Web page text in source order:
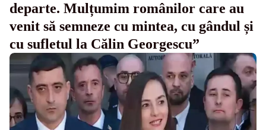
departe. Mulțumim românilor care au
venit să semneze cu mintea, cu gândul și
cu sufletul la Călin Georgescu”